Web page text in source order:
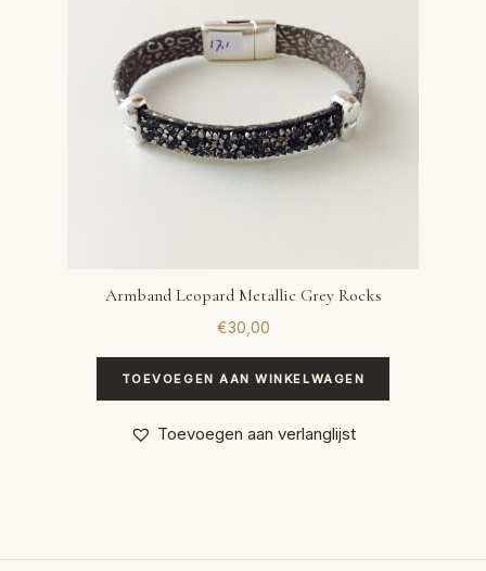
Armband Leopard Metallic Grey Rocks
€30,00
TOEVOEGEN AAN WINKELWAGEN
Toevoegen aan verlanglijst